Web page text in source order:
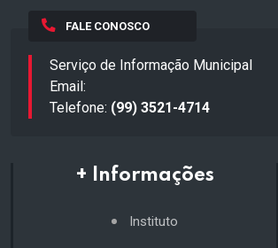
FALE CONOSCO
Serviço de Informação Municipal
Email:
Telefone: (99) 3521-4714
+ Informações
Instituto